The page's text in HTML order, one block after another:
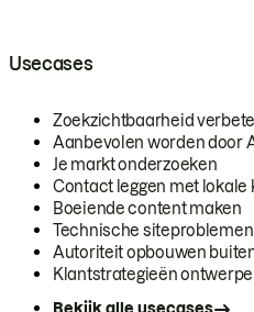
Usecases
Zoekzichtbaarheid
Aanbevolen worden door
Je markt onderzoeken
Contact leggen met lokale
Boeiende content maken
Technische
Autoriteit opbouwen
Klantstrategieën